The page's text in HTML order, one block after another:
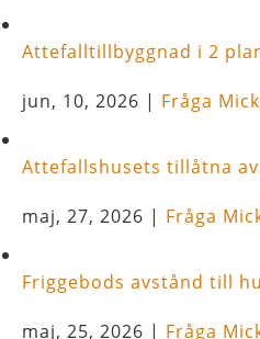
Attefalltillbyggnad i 2
jun, 10, 2026 | Fråga
Attefallshusets tillåtna
maj, 27, 2026 | Fråga
Friggebods avstånd till
maj, 25, 2026 | Fråga